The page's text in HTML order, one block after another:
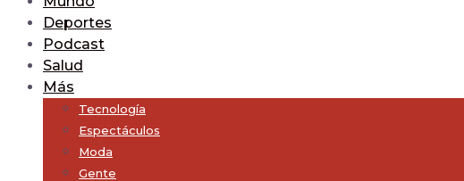
Deportes
Podcast
Salud
Más
Tecnología
Espectáculos
Moda
Gente